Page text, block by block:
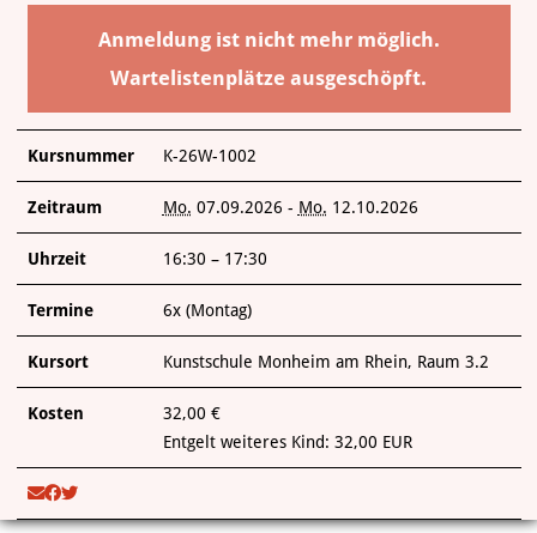
Anmeldung ist nicht mehr möglich.
Wartelistenplätze ausgeschöpft.
Kursnummer K-26W-1002
Zeitraum Mo. 07.09.2026 - Mo. 12.10.2026
Uhrzeit 16:30 – 17:30
Termine 6x (Montag)
Kursort Kunstschule Monheim am Rhein, Raum 3.2
Kosten
32,00 €
Entgelt weiteres Kind: 32,00 EUR